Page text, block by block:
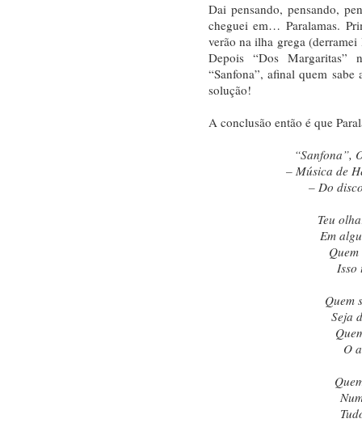
Dai pensando, pensando,
cheguei em… Paralamas.
verão na ilha grega
Depois “Dos Margaritas”
“Sanfona”, afinal quem
solução!
A conclusão então é que
“Sanfona”,
– Música de
– Do
Teu
Em
Isso
Quem
Seja
O